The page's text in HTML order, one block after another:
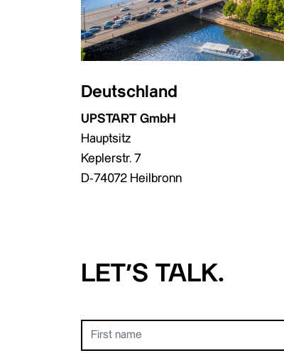
Deutschland
UPSTART GmbH
Hauptsitz
Keplerstr. 7
D-74072 Heilbronn
LET‘S TALK.